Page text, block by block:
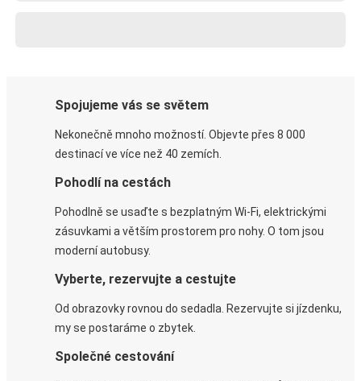
Spojujeme vás se světem
Nekonečně mnoho možností. Objevte přes 8 000
destinací ve více než 40 zemích.
Pohodlí na cestách
Pohodlně se usaďte s bezplatným Wi-Fi, elektrickými
zásuvkami a větším prostorem pro nohy. O tom jsou
moderní autobusy.
Vyberte, rezervujte a cestujte
Od obrazovky rovnou do sedadla. Rezervujte si jízdenku,
my se postaráme o zbytek.
Společné cestování